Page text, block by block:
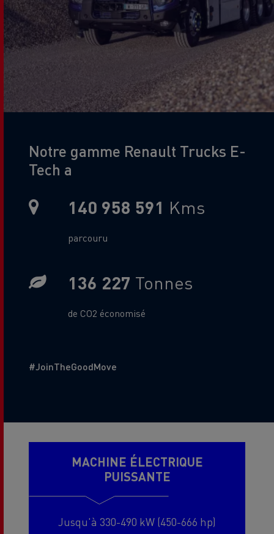
Title
Notre gamme Renault Trucks E-
Tech a
140 958 591 Kms
Metric Sub Text
parcouru
136 227 Tonnes
Gas Sub Text
de CO2 économisé
Additional Text
#JoinTheGoodMove
MACHINE ÉLECTRIQUE
PUISSANTE
Jusqu'à 330-490 kW (450-666 hp)